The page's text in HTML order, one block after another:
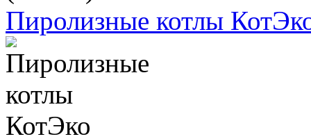
Пиролизные котлы